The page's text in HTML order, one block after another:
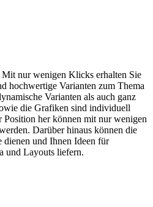
nur wenigen Klicks erhalten Sie
hochwertige Varianten zum Thema
Varianten als auch ganz
die Grafiken sind individuell
Position her können mit nur wenigen
Darüber hinaus können die
dienen und Ihnen Ideen für
und Layouts liefern.